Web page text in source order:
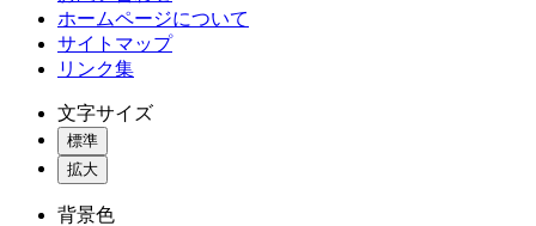
ホームページについて
サイトマップ
リンク集
文字サイズ
標準
拡大
背景色